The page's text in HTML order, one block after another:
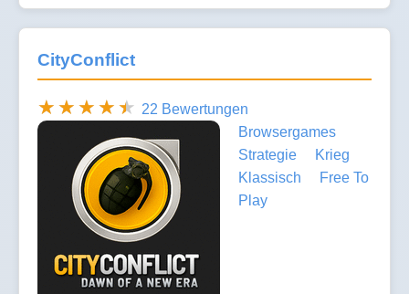
CityConflict
22 Bewertungen
Browsergames
Strategie
Krieg
Klassisch
Free To
Play